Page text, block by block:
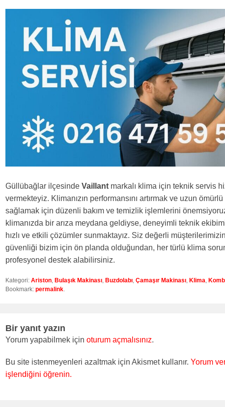
Güllübağlar ilçesinde Vaillant markalı klima için teknik servis
vermekteyiz. Klimanızın performansını artırmak ve uzun ömürlü
sağlamak için düzenli bakım ve temizlik işlemlerini
klimanızda bir arıza meydana geldiyse, deneyimli teknik
hızlı ve etkili çözümler sunmaktayız. Siz değerli
güvenliği bizim için ön planda olduğundan, her türlü klima
profesyonel destek alabilirsiniz.
Kategori: Ariston Bulaşık Makinası Buzdolabı Çamaşır Makinası Klima
Bookmark: permalink
Bir yanıt yazın
Yorum yapabilmek için oturum açmalısınız.
Bu site istenmeyenleri azaltmak için Akismet kullanır. Yorum
işlendiğini öğrenin.